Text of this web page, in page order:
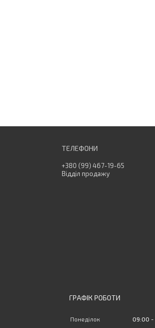
+380 (99) 467-19-65
Відділ продажу
ГРАФІК РОБОТИ
Понеділок 09:00